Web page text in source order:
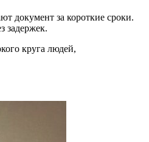
документ за короткие сроки.
задержек.
круга людей,